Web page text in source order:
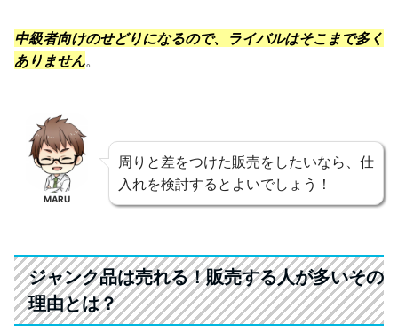
中級者向けのせどりになるので、ライバルはそこまで多く
ありません。
MARU
周りと差をつけた販売をしたいなら、仕
入れを検討するとよいでしょう！
ジャンク品は売れる！販売する人が多いその
理由とは？